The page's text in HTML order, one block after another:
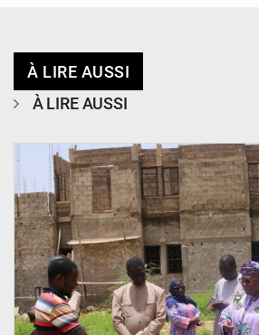
À LIRE AUSSI
À LIRE AUSSI